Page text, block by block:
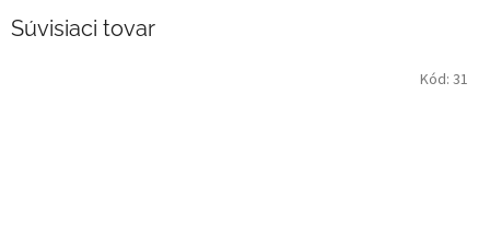
Súvisiaci tovar
Kód: 31